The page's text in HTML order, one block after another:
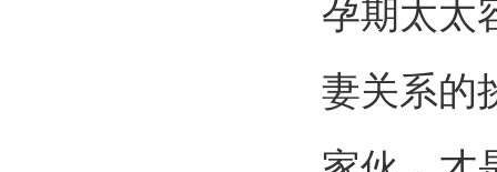
孕期太太
妻关系的